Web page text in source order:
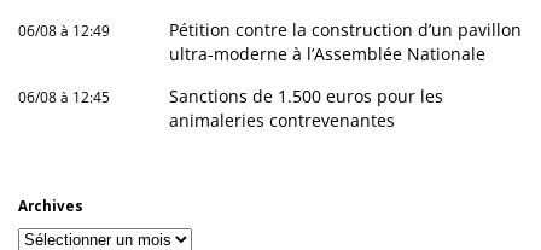
06/08 à 12:49
Pétition contre la construction d’un pavillon
ultra-moderne à l’Assemblée Nationale
06/08 à 12:45
Sanctions de 1.500 euros pour les
animaleries contrevenantes
Archives
Archives